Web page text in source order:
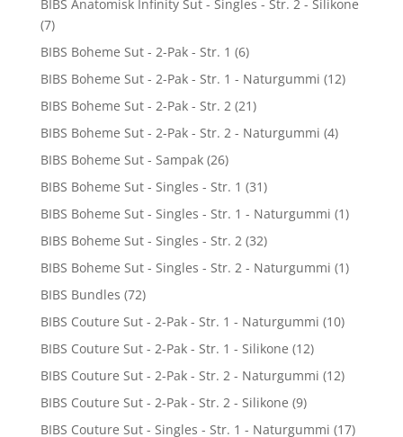
BIBS Anatomisk Infinity Sut - Singles - Str. 2 - Silikone
(7)
BIBS Boheme Sut - 2-Pak - Str. 1 (6)
BIBS Boheme Sut - 2-Pak - Str. 1 - Naturgummi (12)
BIBS Boheme Sut - 2-Pak - Str. 2 (21)
BIBS Boheme Sut - 2-Pak - Str. 2 - Naturgummi (4)
BIBS Boheme Sut - Sampak (26)
BIBS Boheme Sut - Singles - Str. 1 (31)
BIBS Boheme Sut - Singles - Str. 1 - Naturgummi (1)
BIBS Boheme Sut - Singles - Str. 2 (32)
BIBS Boheme Sut - Singles - Str. 2 - Naturgummi (1)
BIBS Bundles (72)
BIBS Couture Sut - 2-Pak - Str. 1 - Naturgummi (10)
BIBS Couture Sut - 2-Pak - Str. 1 - Silikone (12)
BIBS Couture Sut - 2-Pak - Str. 2 - Naturgummi (12)
BIBS Couture Sut - 2-Pak - Str. 2 - Silikone (9)
BIBS Couture Sut - Singles - Str. 1 - Naturgummi (17)